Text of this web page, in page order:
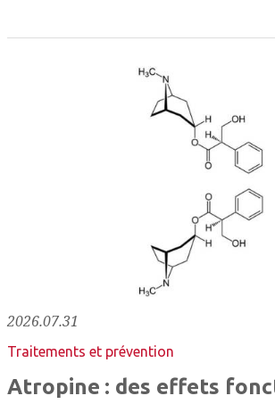
2026.07.31
Traitements et prévention
Atropine : des effets